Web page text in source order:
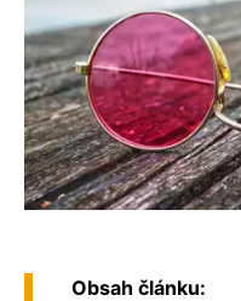
Obsah článku: